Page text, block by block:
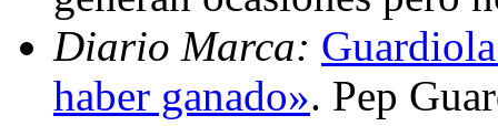
Diario Marca:
haber ganado». Pep